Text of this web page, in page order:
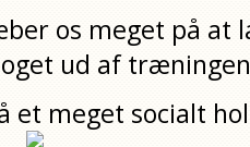
os meget på at
ud af
et meget socialt